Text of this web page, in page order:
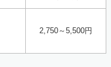
2,750～5,500円